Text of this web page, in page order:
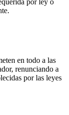
en todo a las
renunciando a
por las leyes